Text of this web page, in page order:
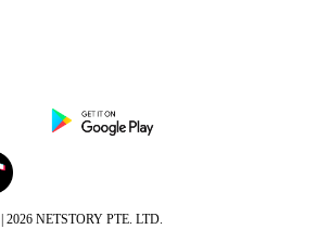
2026 NETSTORY PTE. LTD.